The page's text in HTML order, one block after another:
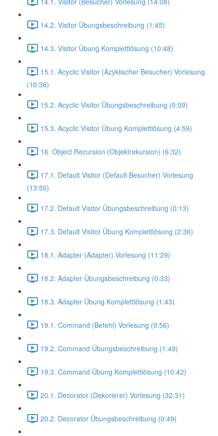
14.2. Visitor Übungsbeschreibung (1:45)
14.3. Visitor Übung Komplettlösung (10:48)
15.1. Acyclic Visitor (Azyklischer Besucher) Vorlesung
(10:36)
15.2. Acyclic Visitor Übungsbeschreibung (0:09)
15.3. Acyclic Visitor Übung Komplettlösung (4:59)
16. Object Recursion (Objektrekursion) (6:32)
17.1. Default Visitor (Default Besucher) Vorlesung
(13:50)
17.2. Default Visitor Übungsbeschreibung (0:13)
17.3. Default Visitor Übung Komplettlösung (2:36)
18.1. Adapter (Adapter) Vorlesung (11:29)
18.2. Adapter Übungsbeschreibung (0:33)
18.3. Adapter Übung Komplettlösung (1:43)
19.1. Command (Befehl) Vorlesung (9:56)
19.2. Command Übungsbeschreibung (1:49)
19.3. Command Übung Komplettlösung (10:42)
20.1. Decorator (Dekorierer) Vorlesung (32:31)
20.2. Decorator Übungsbeschreibung (0:49)